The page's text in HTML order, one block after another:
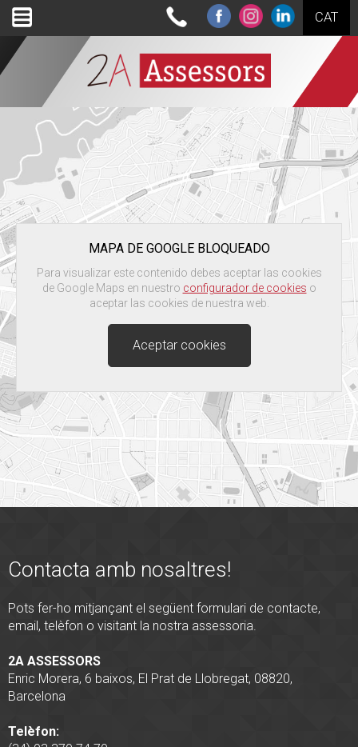
CAT
MAPA DE GOOGLE BLOQUEADO
Para visualizar este contenido debes aceptar las cookies
de Google Maps en nuestro configurador de cookies o
aceptar las cookies de nuestra web.
Aceptar cookies
Contacta amb nosaltres!
Pots fer-ho mitjançant el següent formulari de contacte,
email, telèfon o visitant la nostra assessoria.
2A ASSESSORS
Enric Morera, 6 baixos, El Prat de Llobregat, 08820,
Barcelona
Telèfon: